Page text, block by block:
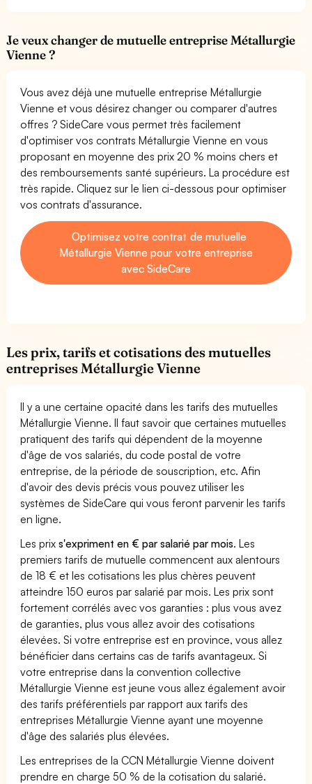
Je veux changer de mutuelle entreprise Métallurgie
Vienne ?
Vous avez déjà une mutuelle entreprise Métallurgie
Vienne et vous désirez changer ou comparer d'autres
offres ? SideCare vous permet très facilement
d'optimiser vos contrats Métallurgie Vienne en vous
proposant en moyenne des prix 20 % moins chers et
des remboursements santé supérieurs. La procédure est
très rapide. Cliquez sur le lien ci-dessous pour optimiser
vos contrats d'assurance.
Optimisez votre contrat de mutuelle
Métallurgie Vienne pour votre entreprise
avec SideCare
Les prix, tarifs et cotisations des mutuelles
entreprises Métallurgie Vienne
Il y a une certaine opacité dans les tarifs des mutuelles
Métallurgie Vienne. Il faut savoir que certaines mutuelles
pratiquent des tarifs qui dépendent de la moyenne
d'âge de vos salariés, du code postal de votre
entreprise, de la période de souscription, etc. Afin
d'avoir des devis précis vous pouvez utiliser les
systèmes de SideCare qui vous feront parvenir les tarifs
en ligne.
Les prixs'expriment en € par salarié par mois. Les
premiers tarifs de mutuelle commencent aux alentours
de 18 € et les cotisations les plus chères peuvent
atteindre 150 euros par salarié par mois. Les prix sont
fortement corrélés avec vos garanties : plus vous avez
de garanties, plus vous allez avoir des cotisations
élevées. Si votre entreprise est en province, vous allez
bénéficier dans certains cas de tarifs avantageux. Si
votre entreprise dans la convention collective
Métallurgie Vienne est jeune vous allez également avoir
des tarifs préférentiels par rapport aux tarifs des
entreprises Métallurgie Vienne ayant une moyenne
d'âge des salariés plus élevées.
Les entreprises de la CCN Métallurgie Vienne doivent
prendre en charge 50 % de la cotisation du salarié.